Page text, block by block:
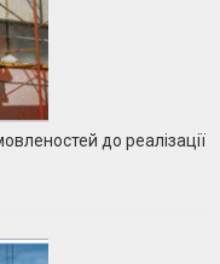
до реалізації